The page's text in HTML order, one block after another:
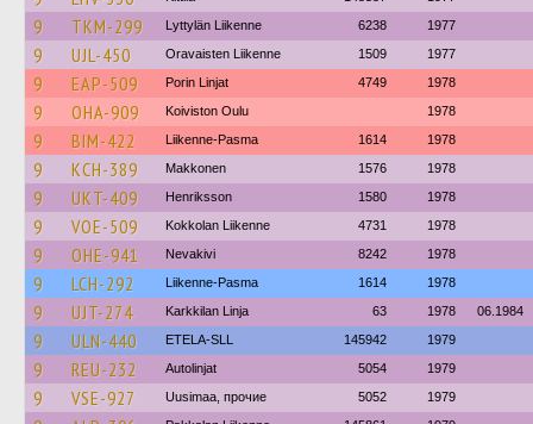
9 TKM-299 Lyttylän Liikenne 6238 1977
9 UJL-450 Oravaisten Liikenne 1509 1977
9 EAP-509 Porin Linjat 4749 1978
9 OHA-909 Koiviston Oulu 1978
9 BIM-422 Liikenne-Pasma 1614 1978
9 KCH-389 Makkonen 1576 1978
9 UKT-409 Henriksson 1580 1978
9 VOE-509 Kokkolan Liikenne 4731 1978
9 OHE-941 Nevakivi 8242 1978
9 LCH-292 Liikenne-Pasma 1614 1978
9 UJT-274 Karkkilan Linja 63 1978 06.1984
9 ULN-440 ETELA-SLL 145942 1979
9 REU-232 Autolinjat 5054 1979
9 VSE-927 Uusimaa, прочие 5052 1979